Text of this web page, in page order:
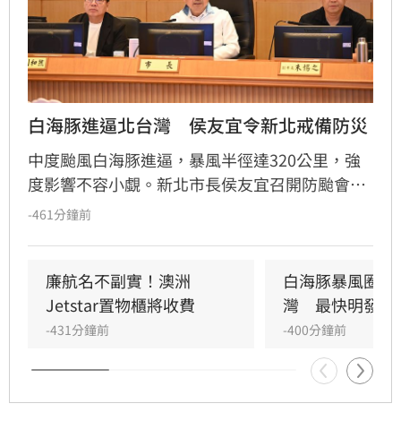
白海豚進逼北台灣　侯友宜令新北戒備防災
中度颱風白海豚進逼，暴風半徑達320公里，強
度影響不容小覷。新北市長侯友宜召開防颱會
議，要求市府團隊與29區公所全面戒備，針對易
民提前檢查陽台排水、固定招牌，颱風期間避免
前往山區或海邊，並透過新北災訊E點通隨時掌
握最新防災資訊，共同守護城市安全。
-461分鐘前
廉航名不副實！澳洲
Jetstar置物櫃將收費
-431分鐘前
白海豚暴風圈
灣　最快明發海
-400分鐘前